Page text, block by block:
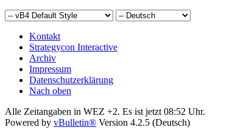
Kontakt
Strategycon Interactive
Archiv
Impressum
Datenschutzerklärung
Nach oben
Alle Zeitangaben in WEZ +2. Es ist jetzt 08:52 Uhr.
Powered by vBulletin® Version 4.2.5 (Deutsch)